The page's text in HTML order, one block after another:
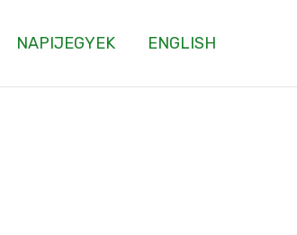
NAPIJEGYEK ENGLISH